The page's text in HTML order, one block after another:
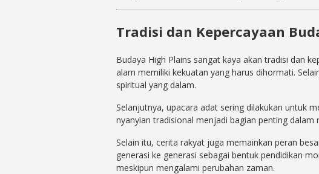
Tradisi dan Kepercayaan
Budaya High Plains sangat kaya akan tradisi dan
alam memiliki kekuatan yang harus dihormati.
spiritual yang dalam.
Selanjutnya, upacara adat sering dilakukan untuk
nyanyian tradisional menjadi bagian penting dalam
Selain itu, cerita rakyat juga memainkan peran
generasi ke generasi sebagai bentuk pendidikan
meskipun mengalami perubahan zaman.